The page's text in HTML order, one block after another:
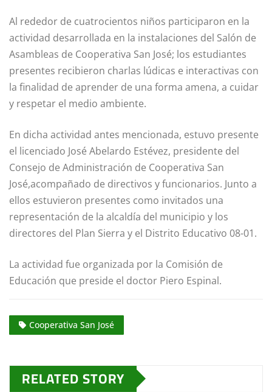
Al rededor de cuatrocientos niños participaron en la
actividad desarrollada en la instalaciones del Salón de
Asambleas de Cooperativa San José; los estudiantes
presentes recibieron charlas lúdicas e interactivas con
la finalidad de aprender de una forma amena, a cuidar
y respetar el medio ambiente.
En dicha actividad antes mencionada, estuvo presente
el licenciado José Abelardo Estévez, presidente del
Consejo de Administración de Cooperativa San
José,acompañado de directivos y funcionarios. Junto a
ellos estuvieron presentes como invitados una
representación de la alcaldía del municipio y los
directores del Plan Sierra y el Distrito Educativo 08-01.
La actividad fue organizada por la Comisión de
Educación que preside el doctor Piero Espinal.
Cooperativa San José
RELATED STORY